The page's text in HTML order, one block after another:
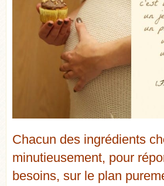
Chacun des ingrédients
minutieusement, pour
besoins, sur le plan